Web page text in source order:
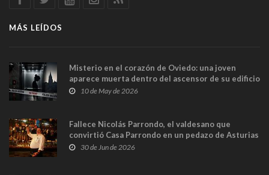
MÁS LEÍDOS
Misterio en el corazón de Oviedo: una joven
aparece muerta dentro del ascensor de su edificio
y las cámaras captan sus últimos minutos
10 de May de 2026
Fallece Nicolás Parrondo, el valdesano que
convirtió Casa Parrondo en un pedazo de Asturias
en Madrid
30 de Jun de 2026